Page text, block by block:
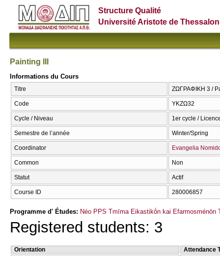
Structure Qualité
Université Aristote de
Painting III
Informations du Cours
Titre ΖΩΓΡΑΦΙΚΗ 3 /
Code ΥΚΖΩ32
Cycle / Niveau 1er cycle /
Semestre de l’année Winter/Spring
Coordinator Evangelia
Common Non
Statut Actif
Course ID 280006857
Programme d' Études: Néo PPS Tmīma Eikastikṓn kai Efarmosménōn
Registered students: 3
Orientation
Attendance